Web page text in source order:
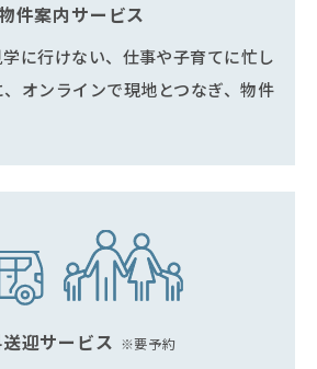
件案内サービス
に行けない、仕事や子育てに忙し
オンラインで現地とつなぎ、物件
迎サービス ※要予約